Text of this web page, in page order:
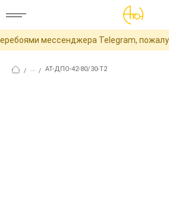
мессенджера Telegram,
/ ... / АТ-ДПО-42-80/30-Т2